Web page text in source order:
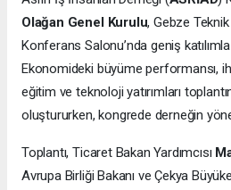
Olağan Genel Kurulu, Gebze
Konferans Salonu’nda geniş
Ekonomideki büyüme performansı,
eğitim ve teknoloji yatırımları
oluştururken, kongrede derneğin
Toplantı, Ticaret Bakan Yardımcısı
Avrupa Birliği Bakanı ve Çekya